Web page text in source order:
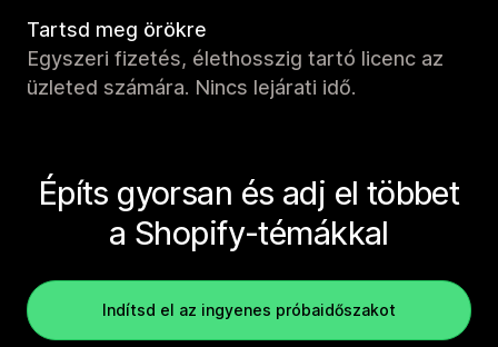
Tartsd meg örökre
Egyszeri fizetés, élethosszig tartó licenc az
üzleted számára. Nincs lejárati idő.
Építs gyorsan és adj el többet
a Shopify-témákkal
Indítsd el az ingyenes próbaidőszakot